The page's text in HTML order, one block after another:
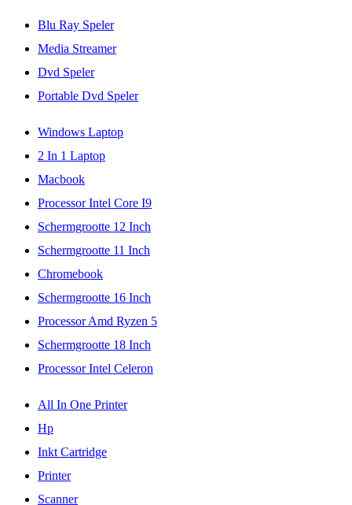
Blu Ray Speler
Media Streamer
Dvd Speler
Portable Dvd Speler
Windows Laptop
2 In 1 Laptop
Macbook
Processor Intel Core I9
Schermgrootte 12 Inch
Schermgrootte 11 Inch
Chromebook
Schermgrootte 16 Inch
Processor Amd Ryzen 5
Schermgrootte 18 Inch
Processor Intel Celeron
All In One Printer
Hp
Inkt Cartridge
Printer
Scanner